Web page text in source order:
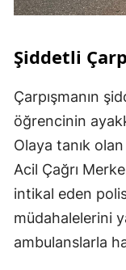
Şiddetli
Çarpışmanın
öğrencinin
Olaya tanık
Acil Çağrı
intikal eden
müdahalelerini
ambulanslarla